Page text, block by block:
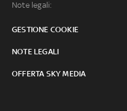
Note legali:
GESTIONE COOKIE
NOTE LEGALI
OFFERTA SKY MEDIA